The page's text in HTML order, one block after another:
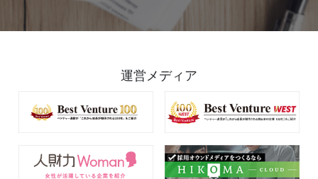
運営メディア